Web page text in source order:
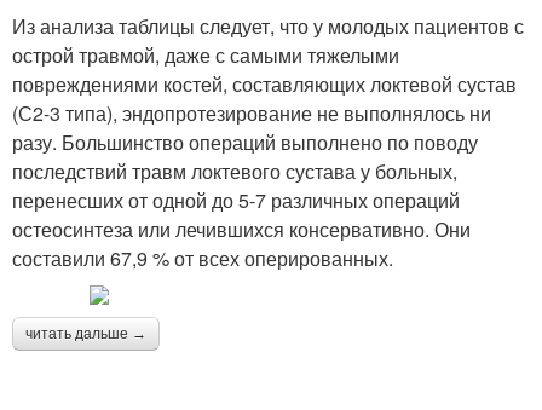
Из анализа таблицы следует, что у молодых пациентов с
острой травмой, даже с самыми тяжелыми
повреждениями костей, составляющих локтевой сустав
(С2-3 типа), эндопротезирование не выполнялось ни
разу. Большинство операций выполнено по поводу
последствий травм локтевого сустава у больных,
перенесших от одной до 5-7 различных операций
остеосинтеза или лечившихся консервативно. Они
составили 67,9 % от всех оперированных.
читать дальше →